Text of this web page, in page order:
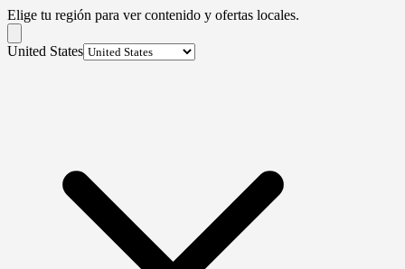
Elige tu región para ver contenido y ofertas locales.
United States